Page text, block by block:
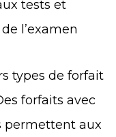
tests et
l’examen
types de forfait
forfaits avec
permettent aux